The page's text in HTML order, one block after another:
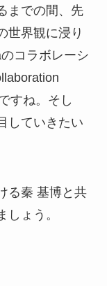
までの間、先
世界観に浸り
コラボレーシ
すね。そし
していきたい
る秦 基博と共
ょう。